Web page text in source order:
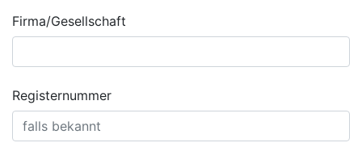
Firma/Gesellschaft
Registernummer